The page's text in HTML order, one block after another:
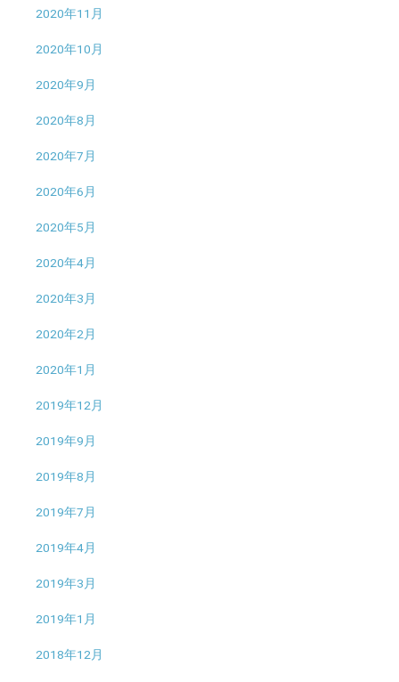
2020年11月
2020年10月
2020年9月
2020年8月
2020年7月
2020年6月
2020年5月
2020年4月
2020年3月
2020年2月
2020年1月
2019年12月
2019年9月
2019年8月
2019年7月
2019年4月
2019年3月
2019年1月
2018年12月